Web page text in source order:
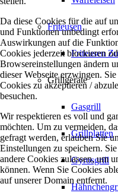
Friteusen
Friteusen
Grillgeräte
Gasgrill
Grillplatten
Gyrosgrill
Da diese Cookies für die auf
und Funktionen unbedingt
Auswirkungen auf die
Cookies jederzeit blockieren
Browsereinstellungen ändern
dieser Webseite erzwingen.
Cookies zu akzeptieren /
besuchen.
Wir respektieren es voll und
möchten. Um zu vermeiden,
gefragt werden, erlauben Sie
Einstellungen zu speichern.
andere Cookies zulassen, um
können. Wenn Sie Cookies
auf unserer Domain entfernt.